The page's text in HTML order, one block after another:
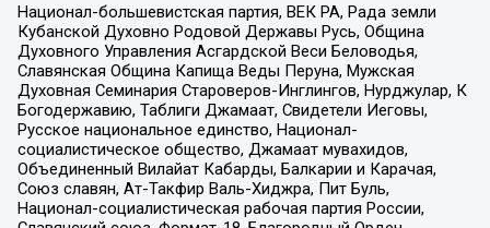
Национал-большевистская партия, ВЕК РА, Рада земли
Кубанской Духовно Родовой Державы Русь, Община
Духовного Управления Асгардской Веси Беловодья,
Славянская Община Капища Веды Перуна, Мужская
Духовная Семинария Староверов-Инглингов, Нурджулар, К
Богодержавию, Таблиги Джамаат, Свидетели Иеговы,
Русское национальное единство, Национал-
социалистическое общество, Джамаат мувахидов,
Объединенный Вилайат Кабарды, Балкарии и Карачая,
Союз славян, Ат-Такфир Валь-Хиджра, Пит Буль,
Национал-социалистическая рабочая партия России,